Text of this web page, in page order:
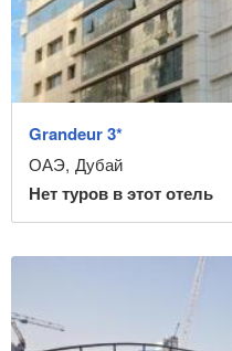
Grandeur 3*
ОАЭ, Дубай
Нет туров в этот отель